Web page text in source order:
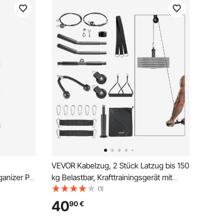
PP
10
VEVOR Kabelzug, 2 Stück Latzug bis 150
kg Belastbar, Krafttrainingsgerät mit
Latzugstange Seilzug, Übungen für
Arme Rücken Schultern, Pulley System
DIY Latzugturm für Heimtrainer
(1)
4090€